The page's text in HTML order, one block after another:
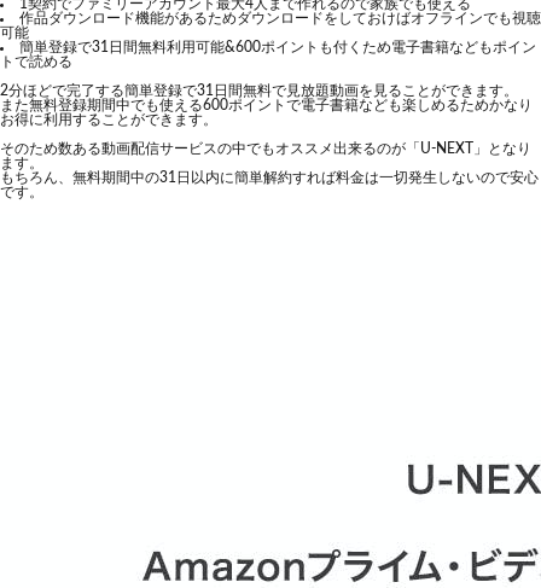
1契約でファミリーアカウント最大4人まで作れるので家族でも使える
作品ダウンロード機能があるためダウンロードをしておけばオフラインでも視聴
可能
簡単登録で31日間無料利用可能&600ポイントも付くため電子書籍などもポイン
トで読める
2分ほどで完了する簡単登録で31日間無料で見放題動画を見ることができます。
また無料登録期間中でも使える600ポイントで電子書籍なども楽しめるためかなり
お得に利用することができます。
そのため数ある動画配信サービスの中でもオススメ出来るのが「U-NEXT」となり
ます。
もちろん、無料期間中の31日以内に簡単解約すれば料金は一切発生しないので安心
です。